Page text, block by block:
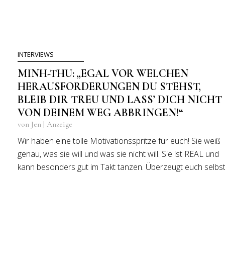
INTERVIEWS
MINH-THU: „EGAL VOR WELCHEN
HERAUSFORDERUNGEN DU STEHST,
BLEIB DIR TREU UND LASS’ DICH NICHT
VON DEINEM WEG ABBRINGEN!“
von Jen | Anzeige
Wir haben eine tolle Motivationsspritze für euch! Sie weiß
genau, was sie will und was sie nicht will. Sie ist REAL und
kann besonders gut im Takt tanzen. Überzeugt euch